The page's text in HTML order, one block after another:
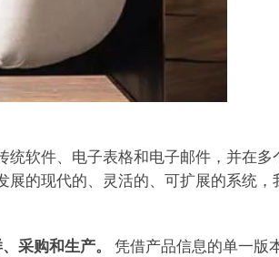
软件、电子表格和电子邮件，并在
的现代的、灵活的、可扩展的系统
采购和生产。 凭借产品信息的单一版